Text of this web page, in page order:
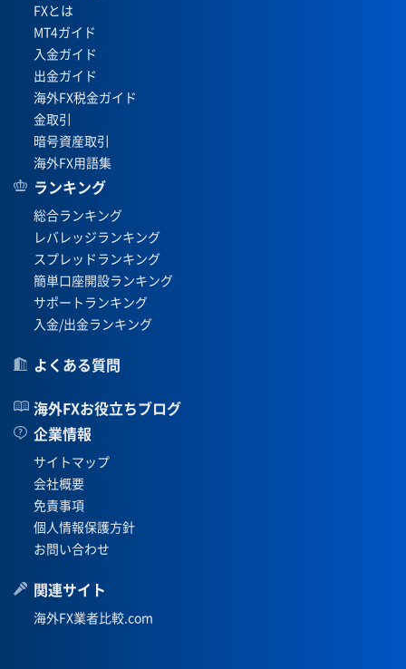
FXとは
MT4ガイド
入金ガイド
出金ガイド
海外FX税金ガイド
金取引
暗号資産取引
海外FX用語集
ランキング
総合ランキング
レバレッジランキング
スプレッドランキング
簡単口座開設ランキング
サポートランキング
入金/出金ランキング
よくある質問
海外FXお役立ちブログ
企業情報
サイトマップ
会社概要
免責事項
個人情報保護方針
お問い合わせ
関連サイト
海外FX業者比較.com